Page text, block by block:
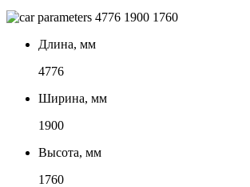
4776 1900 1760
Длина, мм
4776
Ширина, мм
1900
Высота, мм
1760